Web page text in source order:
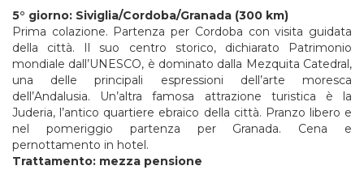
5° giorno: Siviglia/Cordoba/Granada (300 km)
Prima colazione. Partenza per Cordoba con visita guidata
della città. Il suo centro storico, dichiarato Patrimonio
mondiale dall’UNESCO, è dominato dalla Mezquita Catedral,
una delle principali espressioni dell’arte moresca
dell’Andalusia. Un’altra famosa attrazione turistica è la
Juderia, l’antico quartiere ebraico della città. Pranzo libero e
nel pomeriggio partenza per Granada. Cena e
pernottamento in hotel.
Trattamento: mezza pensione